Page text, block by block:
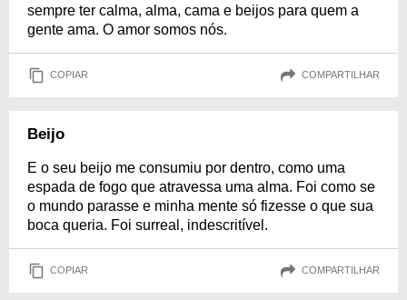
sempre ter calma, alma, cama e beijos para quem a
gente ama. O amor somos nós.
COPIAR COMPARTILHAR
Beijo
E o seu beijo me consumiu por dentro, como uma
espada de fogo que atravessa uma alma. Foi como se
o mundo parasse e minha mente só fizesse o que sua
boca queria. Foi surreal, indescritível.
COPIAR COMPARTILHAR